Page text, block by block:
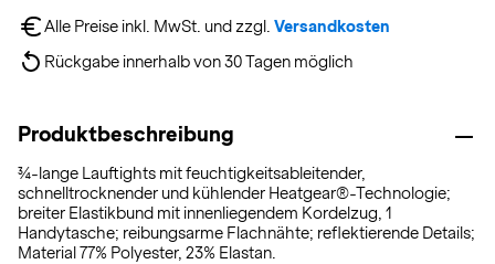
Alle Preise inkl. MwSt. und zzgl. Versandkosten
Rückgabe innerhalb von 30 Tagen möglich
Produktbeschreibung
¾-lange Lauftights mit feuchtigkeitsableitender,
schnelltrocknender und kühlender Heatgear®-Technologie;
breiter Elastikbund mit innenliegendem Kordelzug, 1
Handytasche; reibungsarme Flachnähte; reflektierende Details;
Material 77% Polyester, 23% Elastan.